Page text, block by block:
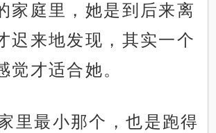
家庭里，她是到后来离
迟来地发现，其实一个
觉才适合她。
里最小那个，也是跑得